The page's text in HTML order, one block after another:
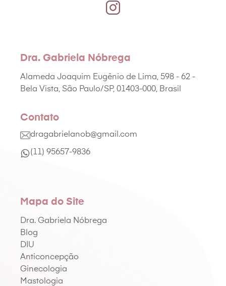
Dra. Gabriela Nóbrega
Alameda Joaquim Eugênio de Lima, 598 - 62 -
Bela Vista, São Paulo/SP, 01403-000, Brasil
Contato
dragabrielanob@gmail.com
(11) 95657-9836
Mapa do Site
Dra. Gabriela Nóbrega
Blog
DIU
Anticoncepção
Ginecologia
Mastologia